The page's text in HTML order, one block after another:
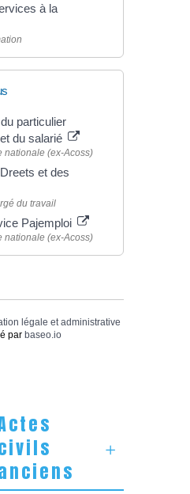
à la
particulier
du salarié
nationale (ex-Acoss)
et des
du travail
Pajemploi
nationale (ex-Acoss)
légale et administrative
par baseo.io